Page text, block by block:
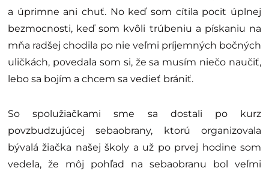
a úprimne ani chuť. No keď som cítila pocit úplnej
bezmocnosti, keď som kvôli trúbeniu a pískaniu na
mňa radšej chodila po nie veľmi príjemných bočných
uličkách, povedala som si, že sa musím niečo naučiť,
lebo sa bojím a chcem sa vedieť brániť.
So spolužiačkami sme sa dostali po kurz
povzbudzujúcej sebaobrany, ktorú organizovala
bývalá žiačka našej školy a už po prvej hodine som
vedela, že môj pohľad na sebaobranu bol veľmi